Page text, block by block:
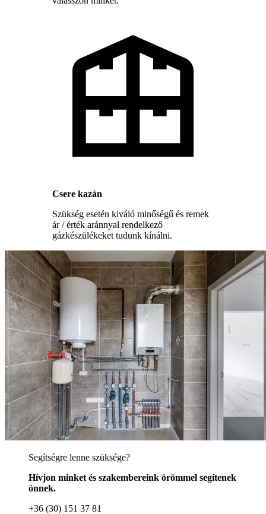
Csere kazán
Szükség esetén kiváló minőségű és remek
ár / érték aránnyal rendelkező
gázkészülékeket tudunk kínálni.
Segítségre lenne szüksége?
Hívjon minket és szakembereink örömmel segítenek
önnek.
+36 (30) 151 37 81